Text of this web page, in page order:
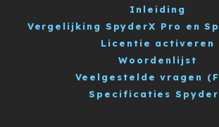
Inleiding
Vergelijking SpyderX Pro en
Licentie activeren
Woordenlijst
Veelgestelde vragen
Specificaties